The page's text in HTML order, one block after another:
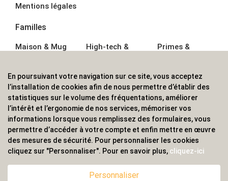
Mentions légales
Familles
Maison & Mug
Écriture
Bagagerie sacs
High-tech &
Sport &
Outdoor
Enfant
Primes &
Boisson
Textile &
Casquette
Accessoires de
bureau
ALVS, fournisseur d'objets publicitaires, pour les
professionnels. Une implantation nationale, une
couverture internationale.
En poursuivant votre navigation sur ce site, vous acceptez
l’installation de cookies afin de nous permettre d’établir des
statistiques sur le volume des fréquentations, améliorer
l’intérêt et l’ergonomie de nos services, mémoriser vos
informations lorsque vous remplissez des formulaires, vous
permettre d’accéder à votre compte et enfin mettre en œuvre
des mesures de sécurité. Pour personnaliser les cookies
cliquez sur "Personnaliser". Pour en savoir plus, cliquez-ici
Personnaliser